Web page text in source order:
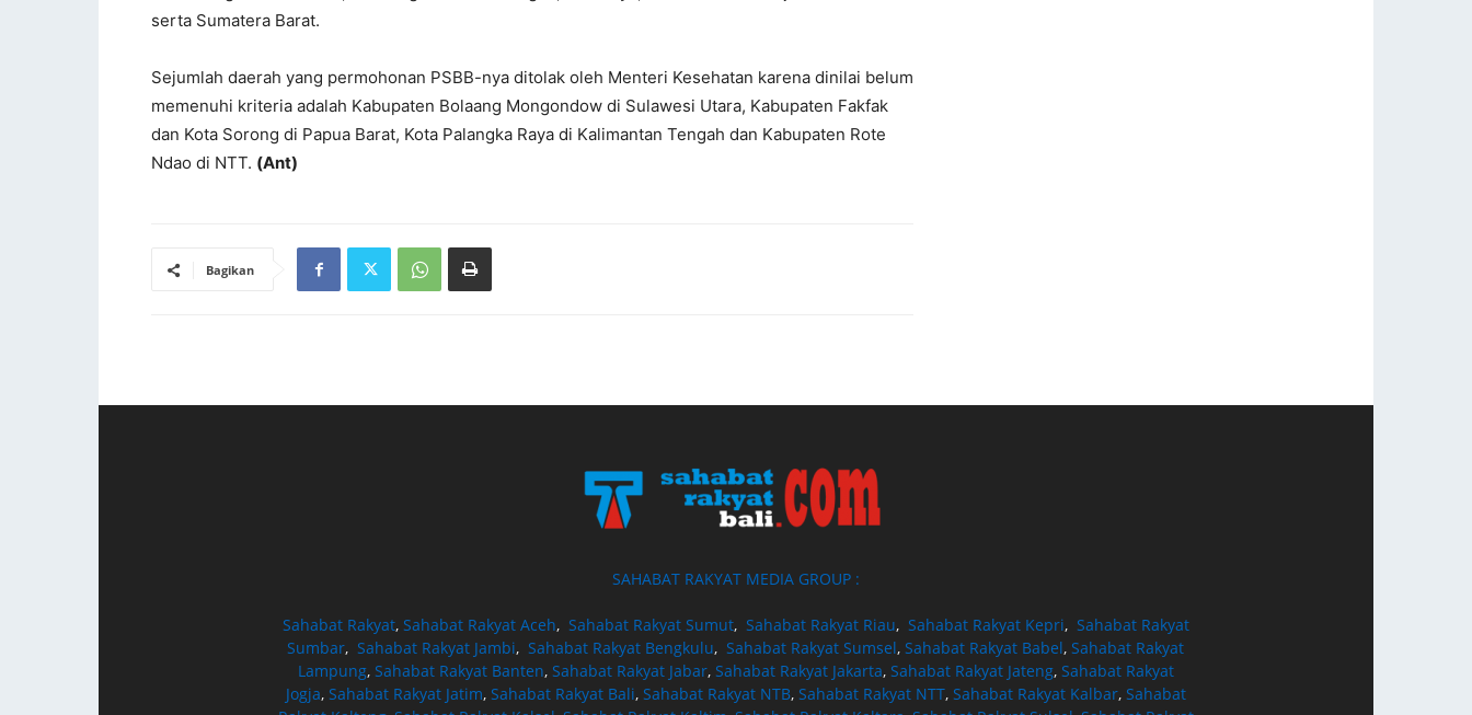
serta Sumatera Barat.
Sejumlah daerah yang permohonan PSBB-nya ditolak oleh Menteri Kesehatan karena dinilai belum
memenuhi kriteria adalah Kabupaten Bolaang Mongondow di Sulawesi Utara, Kabupaten Fakfak
dan Kota Sorong di Papua Barat, Kota Palangka Raya di Kalimantan Tengah dan Kabupaten Rote
Ndao di NTT. (Ant)
Bagikan
SAHABAT RAKYAT MEDIA GROUP :
Sahabat Rakyat, Sahabat Rakyat Aceh, Sahabat Rakyat Sumut, Sahabat Rakyat Riau, Sahabat Rakyat Kepri, Sahabat Rakyat
Sumbar,Sahabat Rakyat Jambi,Sahabat Rakyat Bengkulu,Sahabat Rakyat Sumsel,Sahabat Rakyat Babel,Sahabat Rakyat
Lampung, Sahabat Rakyat Banten, Sahabat Rakyat Jabar, Sahabat Rakyat Jakarta, Sahabat Rakyat Jateng, Sahabat Rakyat
Jogja, Sahabat Rakyat Jatim, Sahabat Rakyat Bali, Sahabat Rakyat NTB, Sahabat Rakyat NTT, Sahabat Rakyat Kalbar, Sahabat